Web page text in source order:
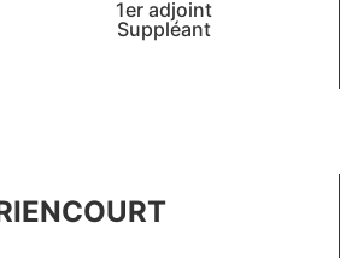
1er adjoint
Suppléant